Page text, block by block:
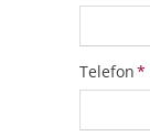
Pflichtfeld
Telefon*